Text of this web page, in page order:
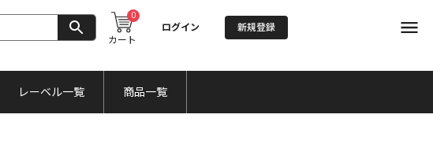
カート
0
ログイン 新規登録
レーベル一覧 商品一覧